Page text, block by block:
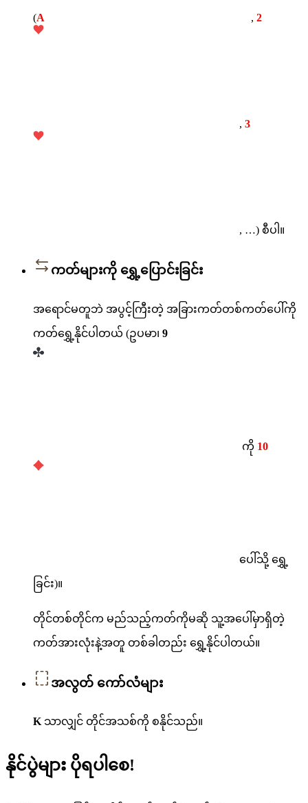
(A , 2
, 3
, …) စီပါ။
ကတ်များကို ရွှေ့ပြောင်းခြင်း
အရောင်မတူဘဲ အပွင့်ကြီးတဲ့ အခြားကတ်တစ်ကတ်ပေါ်ကို
ကတ်ရွှေ့နိုင်ပါတယ် (ဥပမာ၊ 9
ကို 10
ပေါ်သို့ ရွှေ့
ခြင်း)။
တိုင်တစ်တိုင်က မည်သည့်ကတ်ကိုမဆို သူ့အပေါ်မှာရှိတဲ့
ကတ်အားလုံးနဲ့အတူ တစ်ခါတည်း ရွှေ့နိုင်ပါတယ်။
အလွတ် ကော်လံများ
K သာလျှင် တိုင်အသစ်ကို စနိုင်သည်။
နိုင်ပွဲများ ပိုရပါစေ!